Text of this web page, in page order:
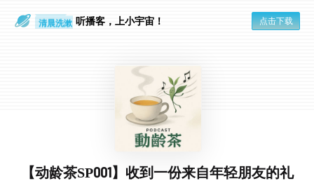
清晨洗漱 听播客，上小宇宙！ 点击下载
【动龄茶SP001】收到一份来自年轻朋友的礼